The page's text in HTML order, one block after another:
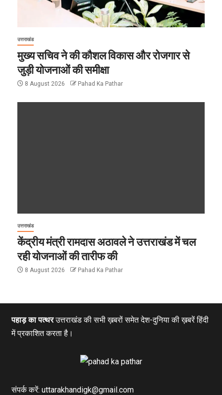
उत्तराखंड
मुख्य सचिव ने की कौशल विकास और रोजगार से
जुड़ी योजनाओं की समीक्षा
8 August 2026 Pahad Ka Pathar
उत्तराखंड
केंद्रीय मंत्री रामदास अठावले ने उत्तराखंड में चल
रही योजनाओं की तारीफ की
8 August 2026 Pahad Ka Pathar
पहाड़ का पत्थरउत्तराखंड की सभी ख़बरों समेत देश-दुनिया की ख़बरें हिंदी
में प्रकाशित करता है।
संपर्क करें: uttarakhandigk@gmail.com